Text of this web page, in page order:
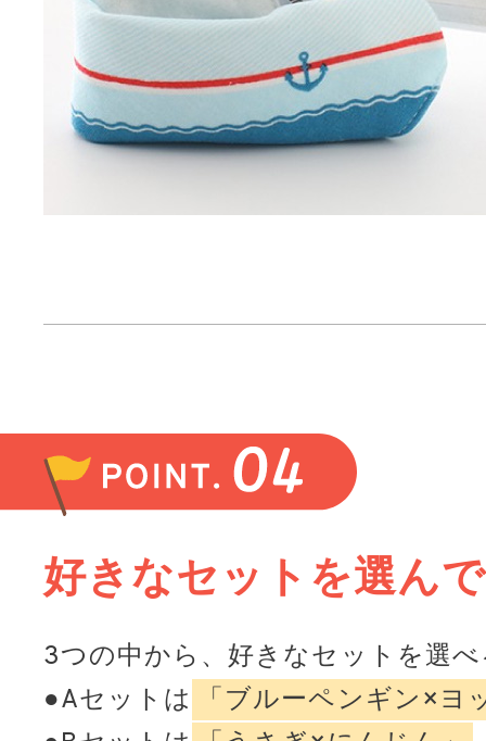
好きなセットを選ん
3つの中から、好きなセットを選
●Aセットは
「ブルーペンギン×ヨ